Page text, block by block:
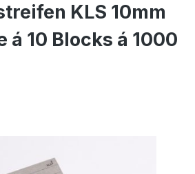
KLS 10mm
á 10 Blocks á 1000